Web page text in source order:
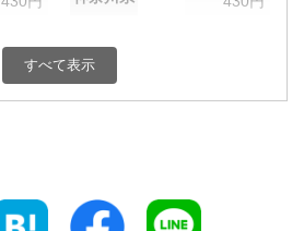
430円 富山県
すべて表示